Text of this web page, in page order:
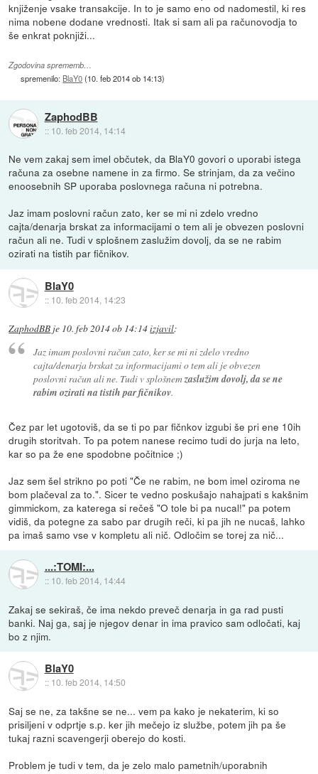
knjiženje vsake transakcije. In to je samo eno od nadomestil, ki res
nima nobene dodane vrednosti. Itak si sam ali pa računovodja to
še enkrat poknjiži...
Zgodovina sprememb…
spremenilo: BlaY0(10. feb 2014 ob 14:13)
ZaphodBB
:: 10. feb 2014, 14:14
Ne vem zakaj sem imel občutek, da BlaY0 govori o uporabi istega
računa za osebne namene in za firmo. Se strinjam, da za večino
enoosebnih SP uporaba poslovnega računa ni potrebna.
Jaz imam poslovni račun zato, ker se mi ni zdelo vredno
cajta/denarja brskat za informacijami o tem ali je obvezen poslovni
račun ali ne. Tudi v splošnem zaslužim dovolj, da se ne rabim
ozirati na tistih par fičnikov.
BlaY0
:: 10. feb 2014, 14:23
ZaphodBB je 10. feb 2014 ob 14:14izjavil:
Jaz imam poslovni račun zato, ker se mi ni zdelo vredno
cajta/denarja brskat za informacijami o tem ali je obvezen
poslovni račun ali ne. Tudi v splošnemzaslužim dovolj, da se ne
rabim ozirati na tistih par fičnikov.
Čez par let ugotoviš, da se ti po par fičnkov izgubi še pri ene 10ih
drugih storitvah. To pa potem nanese recimo tudi do jurja na leto,
kar so pa že ene spodobne počitnice ;)
Jaz sem šel strikno po poti "Če ne rabim, ne bom imel oziroma ne
bom plačeval za to.". Sicer te vedno poskušajo nahajpati s kakšnim
gimmickom, za katerega si rečeš "O tole bi pa nucal!" pa potem
vidiš, da potegne za sabo par drugih reči, ki pa jih ne nucaš, lahko
pa imaš samo vse v kompletu ali nič. Odločim se torej za nič...
...:TOMI:...
:: 10. feb 2014, 14:44
Zakaj se sekiraš, če ima nekdo preveč denarja in ga rad pusti
banki. Naj ga, saj je njegov denar in ima pravico sam odločati, kaj
bo z njim.
BlaY0
:: 10. feb 2014, 14:50
Saj se ne, za takšne se ne... vem pa kako je nekaterim, ki so
prisiljeni v odprtje s.p. ker jih mečejo iz službe, potem jih pa še
tukaj razni scavengerji oberejo do kosti.
Problem je tudi v tem, da je zelo malo pametnih/uporabnih